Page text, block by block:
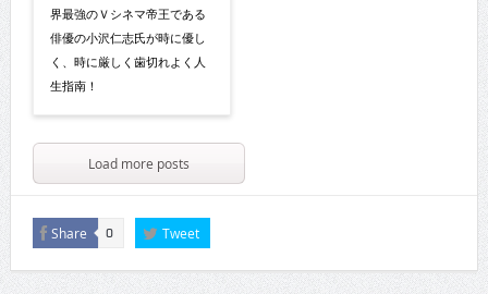
界最強のＶシネマ帝王である
俳優の小沢仁志氏が時に優し
く、時に厳しく歯切れよく人
生指南！
Load more posts
Share 0 Tweet